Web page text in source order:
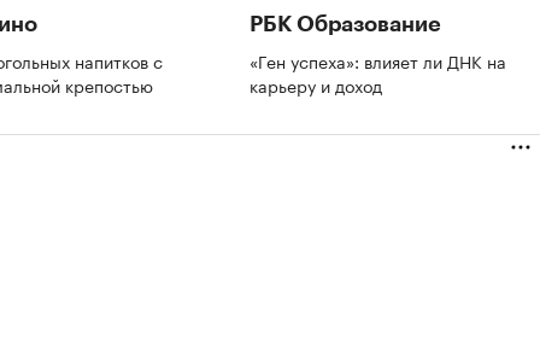
напитков с
крепостью
РБК Образование
«Ген успеха»: влияет ли ДНК на
карьеру и доход